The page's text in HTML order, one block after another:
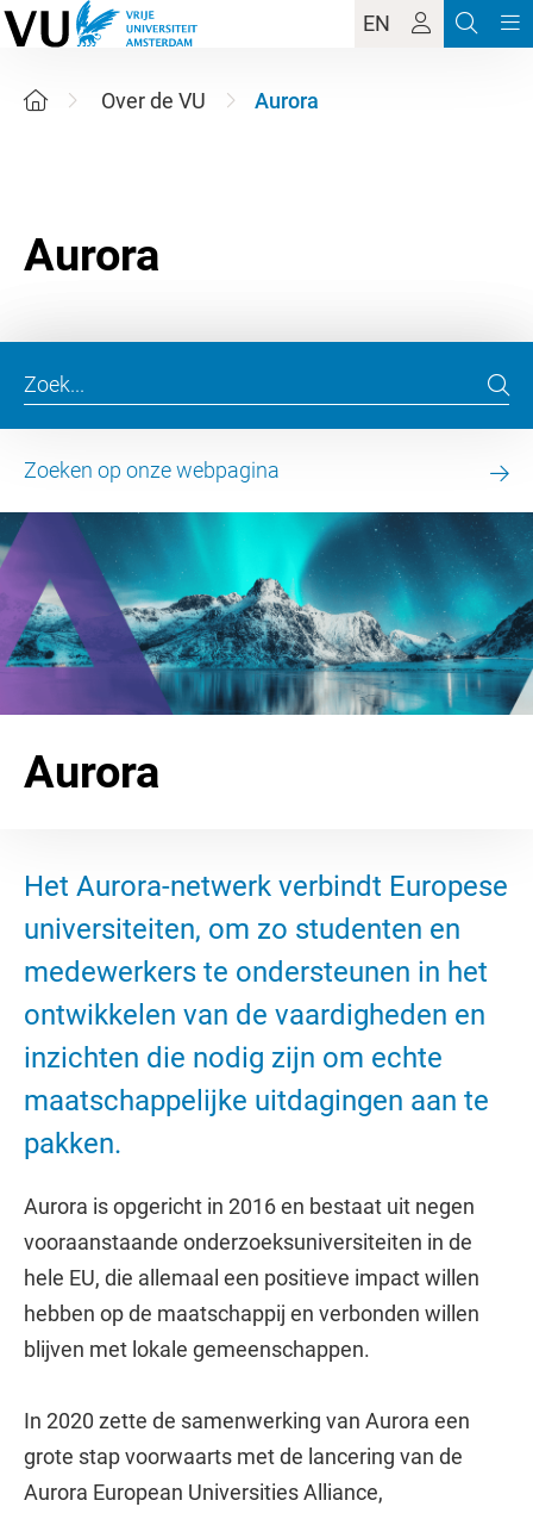
EN
Over de VU Aurora
Zoeken op onze webpagina
Aurora
Het Aurora-netwerk verbindt Europese
universiteiten, om zo studenten en
medewerkers te ondersteunen in het
ontwikkelen van de vaardigheden en
inzichten die nodig zijn om echte
maatschappelijke uitdagingen aan te
pakken.
Aurora is opgericht in 2016 en bestaat uit negen
vooraanstaande onderzoeksuniversiteiten in de
hele EU, die allemaal een positieve impact willen
hebben op de maatschappij en verbonden willen
blijven met lokale gemeenschappen.
In 2020 zette de samenwerking van Aurora een
grote stap voorwaarts met de lancering van de
Aurora European Universities Alliance,